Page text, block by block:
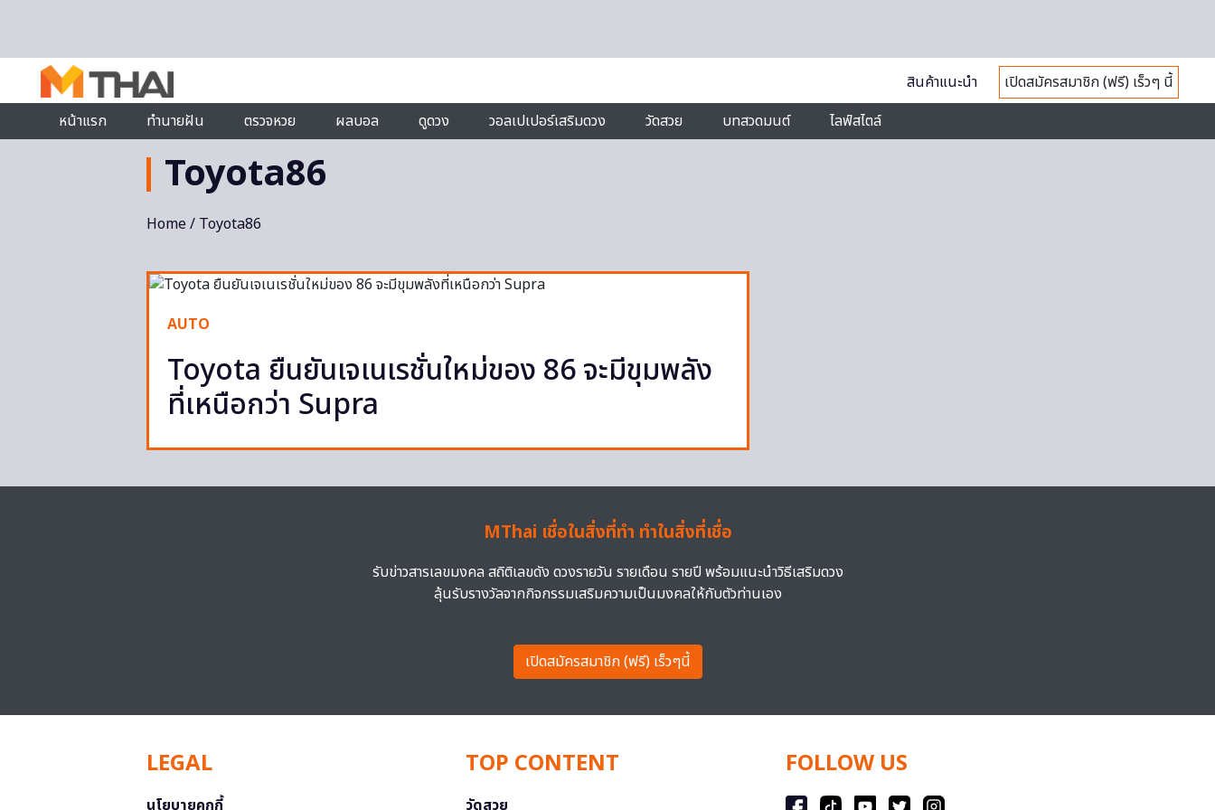
สินค้าแนะนำ
เปิดสมัครสมาชิก (ฟรี) เร็วๆ นี้
หน้าแรก
ทำนายฝัน ตรวจหวย ผลบอล ดูดวง วอลเปเปอร์เสริมดวง วัดสวย บทสวดมนต์ ไลฟ์สไตล์
Toyota86
Home/ Toyota86
AUTO
Toyota ยืนยันเจเนเรชั่นใหม่ของ 86 จะมีขุมพลัง
ที่เหนือกว่า Supra
MThai เชื่อในสิ่งที่ทำ ทำในสิ่งที่เชื่อ
รับข่าวสารเลขมงคล สถิติเลขดัง ดวงรายวัน รายเดือน รายปี พร้อมแนะนำวิธีเสริมดวง
ลุ้นรับรางวัลจากกิจกรรมเสริมความเป็นมงคลให้กับตัวท่านเอง
เปิดสมัครสมาชิก (ฟรี) เร็วๆนี้
LEGAL
นโยบายคุกกี้
TOP CONTENT
วัดสวย
FOLLOW US